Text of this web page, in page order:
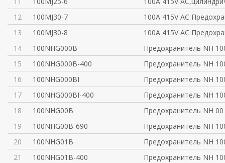
12
100MJ30-7
100А 415V AC
13
100MJ30-8
100A 415V AC
14
100NHG000B
Предохранитель NH
15
100NHG000B-400
Предохранитель NH
16
100NHG000BI
Предохранитель NH
17
100NHG000BI-400
Предохранитель NH
18
100NHG00B
Предохранитель NH
19
100NHG00B-690
Предохранитель NH
20
100NHG01B
Предохранитель NH
21
100NHG01B-400
Предохранитель NH